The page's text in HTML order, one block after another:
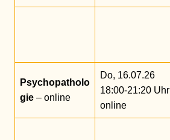
Psychopatholo
gie – online
Do, 16.07.26
18:00-21:20 Uhr
online